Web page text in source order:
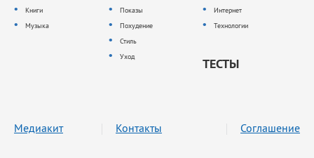
Книги
Музыка
Показы
Похудение
Стиль
Уход
Интернет
Технологии
ТЕСТЫ
Медиакит Контакты Соглашение